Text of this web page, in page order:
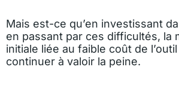
Mais est-ce qu’en investissant
en passant par ces difficultés, la
initiale liée au faible coût de
continuer à valoir la peine.